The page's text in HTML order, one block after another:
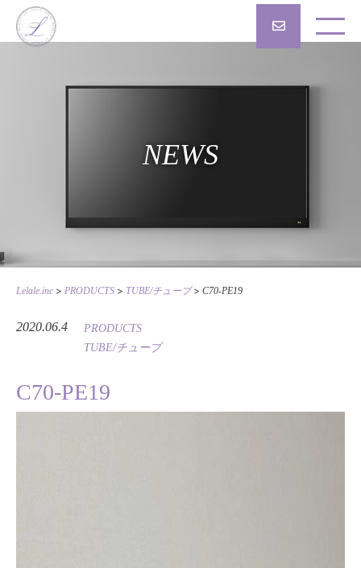
NEWS
Lelale.inc > PRODUCTS > TUBE/チューブ> C70-PE19
2020.06.4
PRODUCTS
TUBE/チューブ
C70-PE19